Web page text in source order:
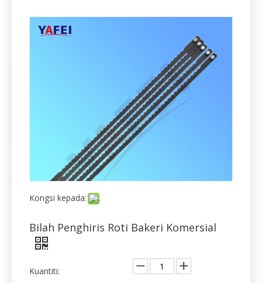
Bilah Penghiris Roti Bakeri Komersial